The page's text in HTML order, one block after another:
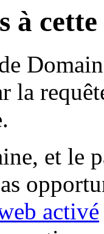
à
la
et le
activé